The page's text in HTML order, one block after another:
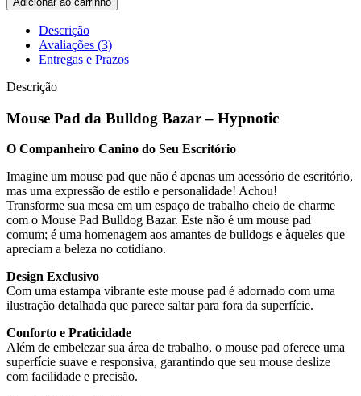
Descrição
Avaliações (3)
Entregas e Prazos
Descrição
Mouse Pad da Bulldog Bazar – Hypnotic
O Companheiro Canino do Seu Escritório
Imagine um mouse pad que não é apenas um acessório de escritório,
mas uma expressão de estilo e personalidade! Achou!
Transforme sua mesa em um espaço de trabalho cheio de charme
com o Mouse Pad Bulldog Bazar. Este não é um mouse pad
comum; é uma homenagem aos amantes de bulldogs e àqueles que
apreciam a beleza no cotidiano.
Design Exclusivo
Com uma estampa vibrante este mouse pad é adornado com uma
ilustração detalhada que parece saltar para fora da superfície.
Conforto e Praticidade
Além de embelezar sua área de trabalho, o mouse pad oferece uma
superfície suave e responsiva, garantindo que seu mouse deslize
com facilidade e precisão.